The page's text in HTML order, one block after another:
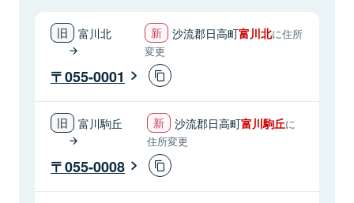
富川北 沙流郡日高町富川北に住所
変更
055-0001
富川駒丘 沙流郡日高町富川駒丘に
住所変更
055-0008